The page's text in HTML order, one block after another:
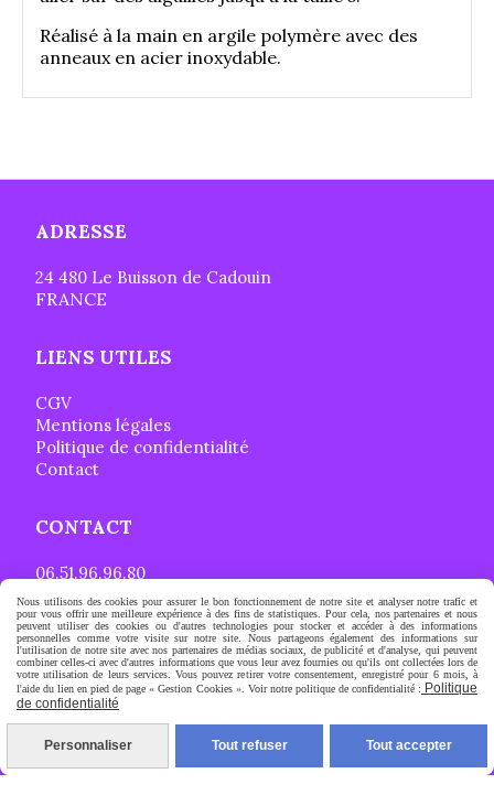
Réalisé à la main en argile polymère avec des
anneaux en acier inoxydable.
ADRESSE
24 480 Le Buisson de Cadouin
FRANCE
LIENS UTILES
CGV
Mentions légales
Politique de confidentialité
Contact
CONTACT
06.51.96.96.80
[email protected]
Facebook est désactivé. Autoriser
Mentions Légales
Conditions générales de vente
Nous utilisons des cookies pour assurer le bon fonctionnement de notre site et analyser notre trafic et
pour vous offrir une meilleure expérience à des fins de statistiques. Pour cela, nos partenaires et nous
peuvent utiliser des cookies ou d'autres technologies pour stocker et accéder à des informations
personnelles comme votre visite sur notre site. Nous partageons également des informations sur
l'utilisation de notre site avec nos partenaires de médias sociaux, de publicité et d'analyse, qui peuvent
combiner celles-ci avec d'autres informations que vous leur avez fournies ou qu'ils ont collectées lors de
votre utilisation de leurs services. Vous pouvez retirer votre consentement, enregistré pour 6 mois, à
l'aide du lien en pied de page « Gestion Cookies ». Voir notre politique de confidentialité : Politique
de confidentialité
Personnaliser Tout refuser Tout accepter